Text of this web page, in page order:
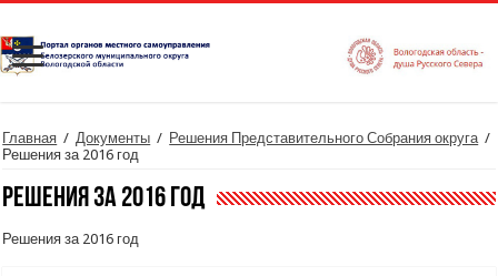
Главная / Документы / Решения Представительного Собрания округа /
Решения за 2016 год
Решения за 2016 год
Решения за 2016 год